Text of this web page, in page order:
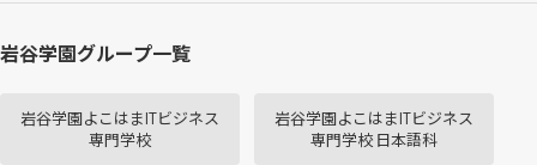
岩谷学園グループ一覧
岩谷学園よこはまITビジネス
専門学校
岩谷学園よこはまITビジネス
専門学校 日本語科